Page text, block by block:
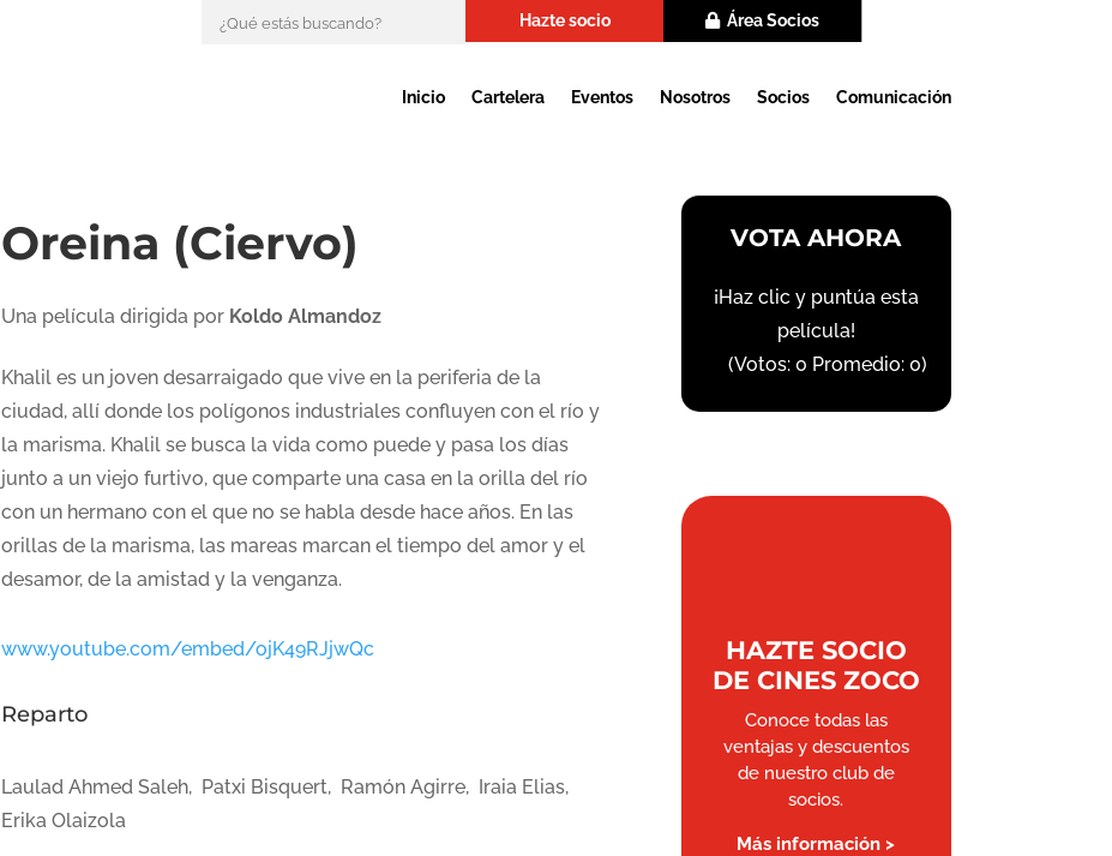
Hazte socio Área Socios
Inicio Cartelera Eventos Nosotros Socios Comunicación
Oreina (Ciervo)
Una película dirigida por Koldo Almandoz
Khalil es un joven desarraigado que vive en la periferia de la
ciudad, allí donde los polígonos industriales confluyen con el río y
la marisma. Khalil se busca la vida como puede y pasa los días
junto a un viejo furtivo, que comparte una casa en la orilla del río
con un hermano con el que no se habla desde hace años. En las
orillas de la marisma, las mareas marcan el tiempo del amor y el
desamor, de la amistad y la venganza.
www.youtube.com/embed/ojK49RJjwQc
Reparto
Laulad Ahmed Saleh, Patxi Bisquert, Ramón Agirre, Iraia Elias,
Erika Olaizola
VOTA AHORA
¡Haz clic y puntúa esta
película!
(Votos:0 Promedio:0)
HAZTE SOCIO
DE CINES ZOCO
Conoce todas las
ventajas y descuentos
de nuestro club de
socios.
Más información >